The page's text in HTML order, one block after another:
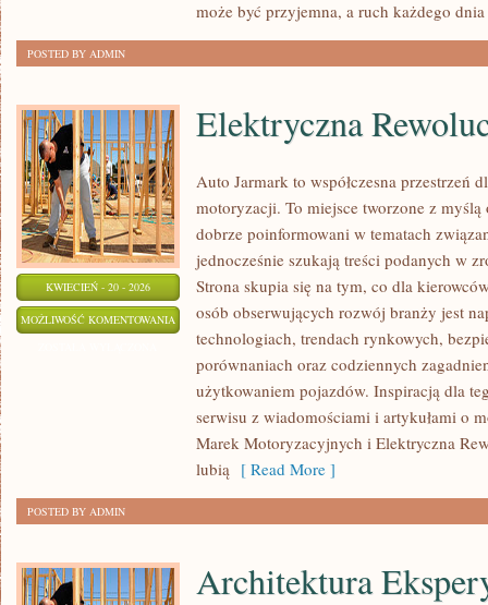
może być przyjemna, a ruch każdego
POSTED BY ADMIN
KWIECIEŃ - 20 - 2026
MOŻLIWOŚĆ KOMENTOWANIA ELEKTRYCZNA
REWOLUCJA
Elektryczna
Auto Jarmark to współczesna przestrzeń
motoryzacji. To miejsce tworzone z
dobrze poinformowani w tematach
jednocześnie szukają treści podanych w
Strona skupia się na tym, co dla
osób obserwujących rozwój branży jest
technologiach, trendach rynkowych,
porównaniach oraz codziennych
użytkowaniem pojazdów. Inspiracją dla
serwisu z wiadomościami i artykułami o
Marek Motoryzacyjnych i Elektryczna
lubią [ Read More ]
POSTED BY ADMIN
Architektura